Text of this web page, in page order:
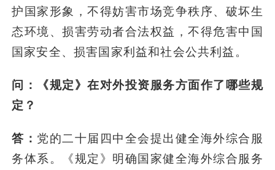
护国家形象，不得妨害市场竞争秩序、破坏生
态环境、损害劳动者合法权益，不得危害中国
国家安全、损害国家利益和社会公共利益。
问：《规定》在对外投资服务方面作了哪些规
定？
答： 党的二十届四中全会提出健全海外综合服
务体系。《规定》明确国家健全海外综合服务